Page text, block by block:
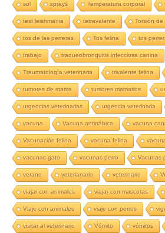
sol sprays Temperatura corporal
test leishmania tetravalente Torsión
tos de las perreras Tos felina tos
trabajo traqueobronquitis infecciosa canina
Traumatología veterinaria trivalente felina
tumores de mama tumores mamarios
urgencias veterinarias urgencia veterinaria
vacuna Vacuna antirrábica vacuna
Vacunación felina vacuna felina
vacunas gato vacunas perro Vacunas
verano veterianario veterinario
viajar con animales viajar con mascotas
Viaje con animales viaje con perros
visitar al veterinario Vómito vómitos